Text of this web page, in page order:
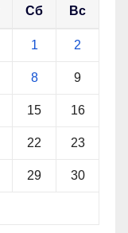
Сб Вс
1 2
8 9
15 16
22 23
29 30